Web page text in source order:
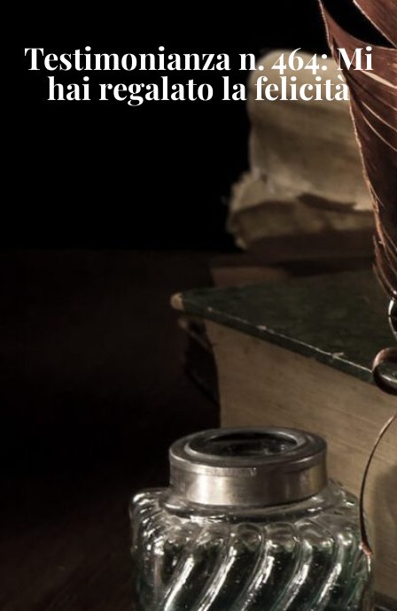
Testimonianza n. 464: Mi
hai regalato la felicità